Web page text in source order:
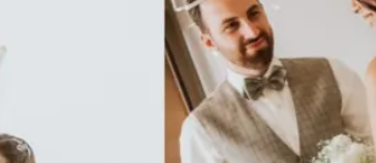
Blogroll
Hediyelik Eşya